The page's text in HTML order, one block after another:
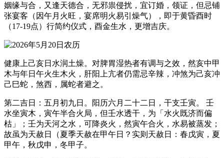
姻缘与合，又逢天德合，无邪祟侵扰，宜订婚，领证，但忌铺
张宴客（因午月火旺，宴席明火易引燥气），即于黄昏酉时
（17-19点）行简约仪式，酉金生水，更增吉庆。
健康上己亥日水润土燥。对脾胃湿热者有调与之效，然亥中甲
木与年日午火生木火，肝阳上亢者仍需忌辛辣，冲煞为己亥冲
己巳蛇，煞西，属蛇者避之。
第二吉日：五月初九日。阳历六月二十二日，干支壬寅。 壬
水坐寅木，寅午半合火局，但壬水透干，为「水火既济而偏
枯」；壬为天河之水，可降炎火，然寅午合火，水易被蒸发；
故虽为天赦日（夏季天赦在甲午日？实则天赦日：春戊寅，夏
甲午，秋戊申，冬甲子。